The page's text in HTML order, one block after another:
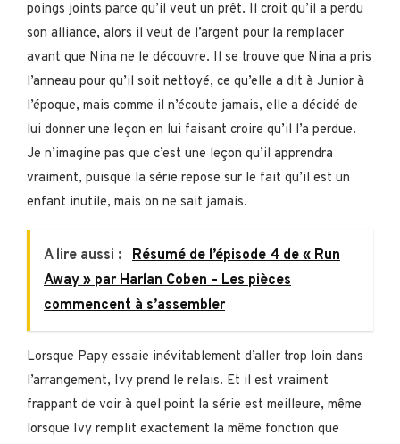
poings joints parce qu’il veut un prêt. Il croit qu’il a perdu
son alliance, alors il veut de l’argent pour la remplacer
avant que Nina ne le découvre. Il se trouve que Nina a pris
l’anneau pour qu’il soit nettoyé, ce qu’elle a dit à Junior à
l’époque, mais comme il n’écoute jamais, elle a décidé de
lui donner une leçon en lui faisant croire qu’il l’a perdue.
Je n’imagine pas que c’est une leçon qu’il apprendra
vraiment, puisque la série repose sur le fait qu’il est un
enfant inutile, mais on ne sait jamais.
A lire aussi : Résumé de l’épisode 4 de « Run
Away » par Harlan Coben – Les pièces
commencent à s’assembler
Lorsque Papy essaie inévitablement d’aller trop loin dans
l’arrangement, Ivy prend le relais. Et il est vraiment
frappant de voir à quel point la série est meilleure, même
lorsque Ivy remplit exactement la même fonction que